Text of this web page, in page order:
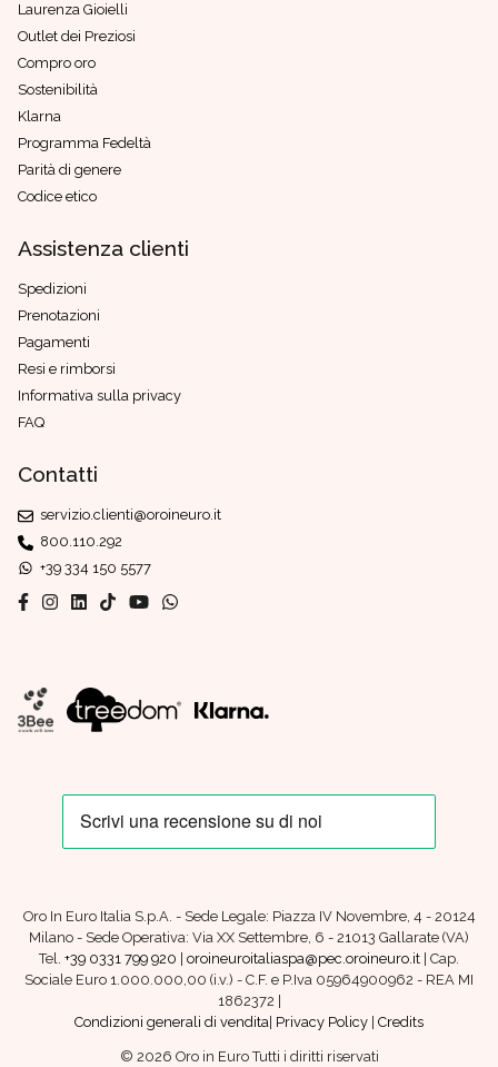
Laurenza Gioielli
Outlet dei Preziosi
Compro oro
Sostenibilità
Klarna
Programma Fedeltà
Parità di genere
Codice etico
Assistenza clienti
Spedizioni
Prenotazioni
Pagamenti
Resi e rimborsi
Informativa sulla privacy
FAQ
Contatti
servizio.clienti@oroineuro.it
800.110.292
+39 334 150 5577
Oro In Euro Italia S.p.A. - Sede Legale: Piazza IV Novembre, 4 - 20124
Milano - Sede Operativa: Via XX Settembre, 6 - 21013 Gallarate (VA)
Tel. +39 0331 799 920 oroineuroitaliaspa@pec.oroineuro.it | Cap.
Sociale Euro 1.000.000,00 (i.v.) - C.F. e P.Iva 05964900962 - REA MI
1862372 |
Condizioni generali di vendita Privacy Policy Credits
© 2026 Oro in Euro Tutti i diritti riservati